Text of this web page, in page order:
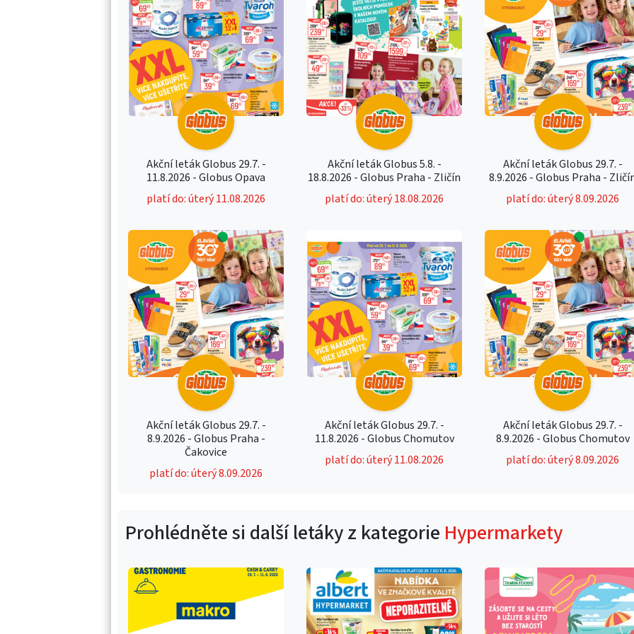
Akční leták Globus 29.7. -
11.8.2026 - Globus Opava
platí do: úterý 11.08.2026
Akční leták Globus 5.8. -
18.8.2026 - Globus Praha - Zličín
platí do: úterý 18.08.2026
Akční leták Globus 29.7. -
8.9.2026 - Globus Praha -
platí do: úterý 8.09.2026
Akční leták Globus 29.7. -
8.9.2026 - Globus Praha -
Čakovice
platí do: úterý 8.09.2026
Akční leták Globus 29.7. -
11.8.2026 - Globus Chomutov
platí do: úterý 11.08.2026
Akční leták Globus 29.7. -
8.9.2026 - Globus Chomutov
platí do: úterý 8.09.2026
Prohlédněte si další letáky z kategorie Hypermarkety